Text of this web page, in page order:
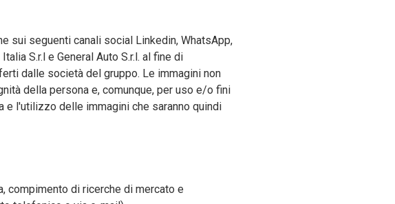
sui seguenti canali social Linkedin, WhatsApp,
S.r.l e General Auto S.r.l. al fine di
dalle società del gruppo. Le immagini non
della persona e, comunque, per uso e/o fini
l'utilizzo delle immagini che saranno quindi
compimento di ricerche di mercato e